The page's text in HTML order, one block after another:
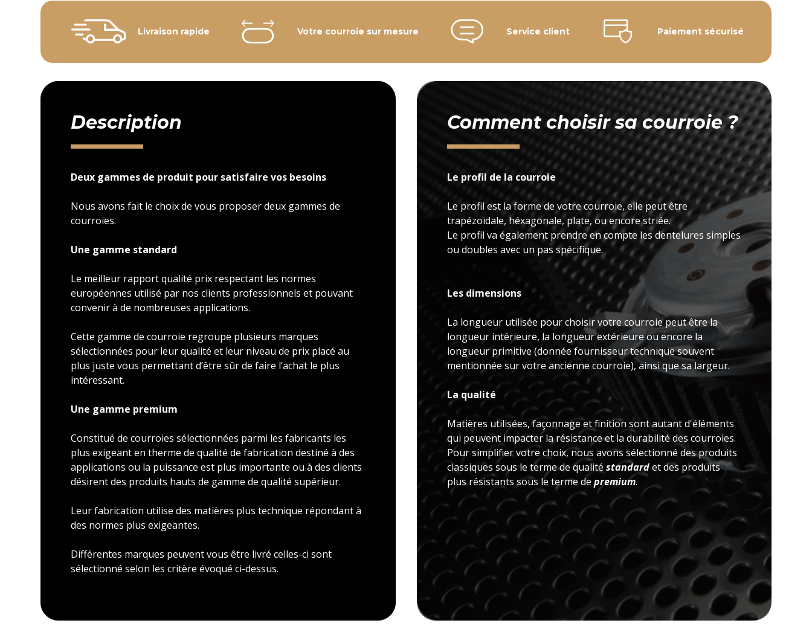
Livraison rapide Votre courroie sur mesure Service client Paiement sécurisé
Description
Deux gammes de produit pour satisfaire vos besoins
Nous avons fait le choix de vous proposer deux gammes de
courroies.
Une gamme standard
Le meilleur rapport qualité prix respectant les normes
européennes utilisé par nos clients professionnels et pouvant
convenir à de nombreuses applications.
Cette gamme de courroie regroupe plusieurs marques
sélectionnées pour leur qualité et leur niveau de prix placé au
plus juste vous permettant d’être sûr de faire l’achat le plus
intéressant.
Une gamme premium
Constitué de courroies sélectionnées parmi les fabricants les
plus exigeant en therme de qualité de fabrication destiné à des
applications ou la puissance est plus importante ou à des clients
désirent des produits hauts de gamme de qualité supérieur.
Leur fabrication utilise des matières plus technique répondant à
des normes plus exigeantes.
Différentes marques peuvent vous être livré celles-ci sont
sélectionné selon les critère évoqué ci-dessus.
Comment choisir sa courroie ?
Le profil de la courroie
Le profil est la forme de votre courroie, elle peut être
trapézoïdale, héxagonale, plate, ou encore striée.
Le profil va également prendre en compte les dentelures simples
ou doubles avec un pas spécifique.
Les dimensions
La longueur utilisée pour choisir votre courroie peut être la
longueur intérieure, la longueur extérieure ou encore la
longueur primitive (donnée fournisseur technique souvent
mentionnée sur votre ancienne courroie), ainsi que sa largeur.
La qualité
Matières utilisées, façonnage et finition sont autant d'éléments
qui peuvent impacter la résistance et la durabilité des courroies.
Pour simplifier votre choix, nous avons sélectionné des produits
classiques sous le terme de qualité standardet des produits
plus résistants sous le terme de premium.